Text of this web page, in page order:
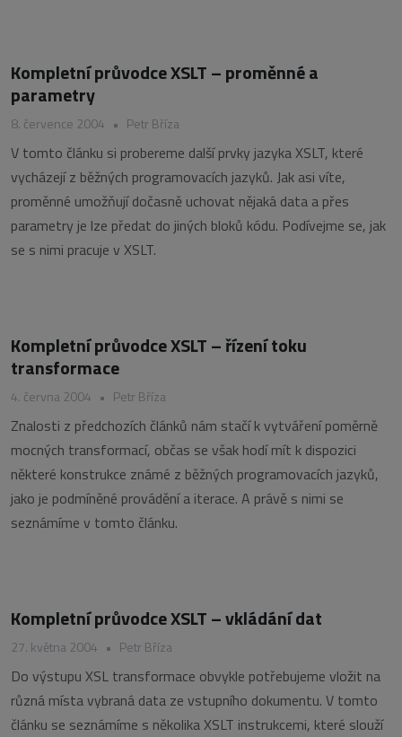
Kompletní průvodce XSLT – proměnné a
parametry
8. července 2004 • Petr Bříza
V tomto článku si probereme další prvky jazyka XSLT, které
vycházejí z běžných programovacích jazyků. Jak asi víte,
proměnné umožňují dočasně uchovat nějaká data a přes
parametry je lze předat do jiných bloků kódu. Podívejme se, jak
se s nimi pracuje v XSLT.
Kompletní průvodce XSLT – řízení toku
transformace
4. června 2004 • Petr Bříza
Znalosti z předchozích článků nám stačí k vytváření poměrně
mocných transformací, občas se však hodí mít k dispozici
některé konstrukce známé z běžných programovacích jazyků,
jako je podmíněné provádění a iterace. A právě s nimi se
seznámíme v tomto článku.
Kompletní průvodce XSLT – vkládání dat
27. května 2004 • Petr Bříza
Do výstupu XSL transformace obvykle potřebujeme vložit na
různá místa vybraná data ze vstupního dokumentu. V tomto
článku se seznámíme s několika XSLT instrukcemi, které slouží